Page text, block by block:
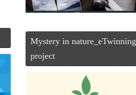
Mystery in nature_eTwinning
project